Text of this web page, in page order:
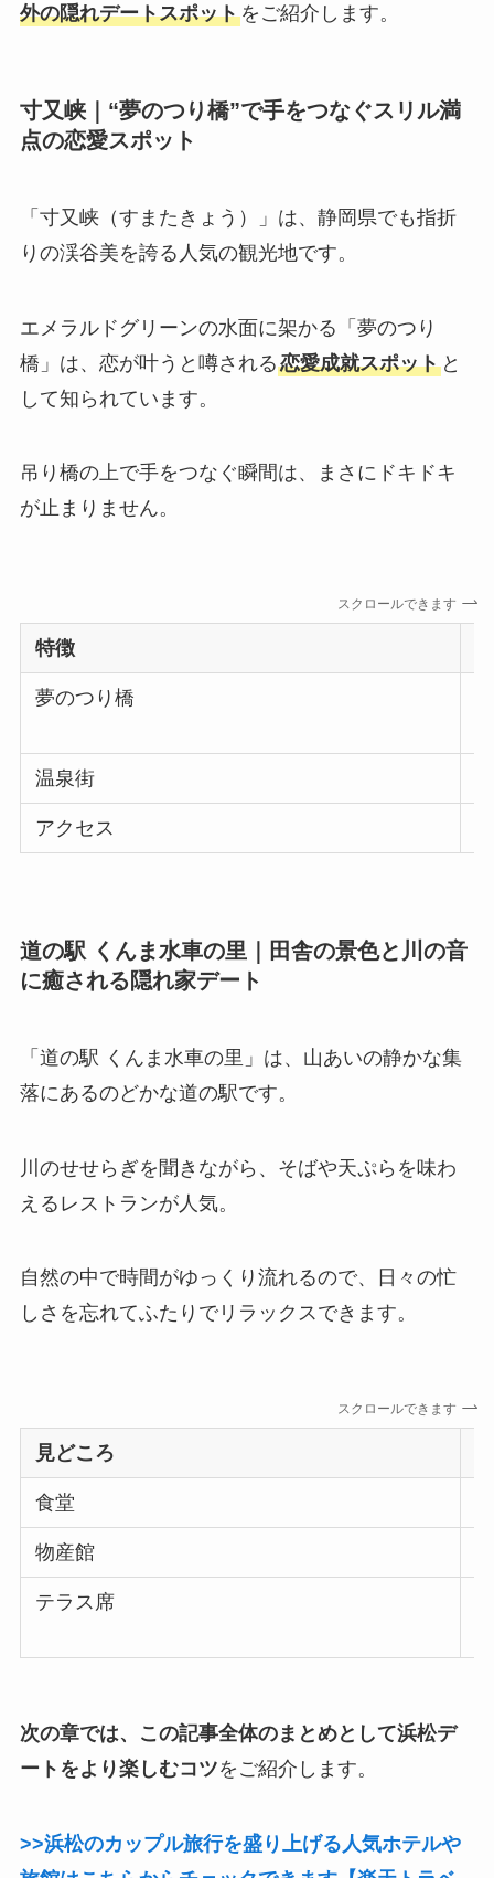
外の隠れデートスポットをご紹介します。
寸又峡｜“夢のつり橋”で手をつなぐスリル満
点の恋愛スポット
「寸又峡（すまたきょう）」は、静岡県でも指折
りの渓谷美を誇る人気の観光地です。
エメラルドグリーンの水面に架かる「夢のつり
橋」は、恋が叶うと噂される恋愛成就スポットと
して知られています。
吊り橋の上で手をつなぐ瞬間は、まさにドキドキ
が止まりません。
スクロールできます
特徴
夢のつり橋
温泉街
アクセス
道の駅 くんま水車の里｜田舎の景色と川の音
に癒される隠れ家デート
「道の駅 くんま水車の里」は、山あいの静かな集
落にあるのどかな道の駅です。
川のせせらぎを聞きながら、そばや天ぷらを味わ
えるレストランが人気。
自然の中で時間がゆっくり流れるので、日々の忙
しさを忘れてふたりでリラックスできます。
スクロールできます
見どころ
食堂
物産館
テラス席
次の章では、この記事全体のまとめとして浜松デ
ートをより楽しむコツをご紹介します。
>>浜松のカップル旅行を盛り上げる人気ホテルや